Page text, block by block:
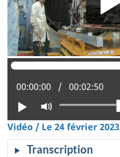
Lire
Activer
le
mode
muet
Position actuelle :
00:00:00 Temps total :
00:02:50
Vidéo / Le 24 février 2023
Transcription